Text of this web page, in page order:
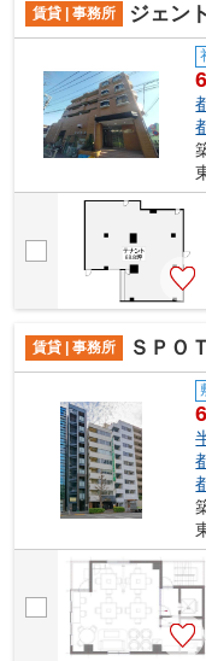
賃貸 | 事務所 ジェン
賃貸 | 事務所 ＳＰＯ